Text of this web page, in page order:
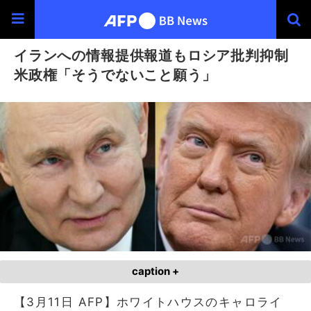
イランへの情報提供報道もロシア批判抑制
米政権「そうでないこと願う」
caption +
【3月11日 AFP】ホワイトハウスのキャロライ